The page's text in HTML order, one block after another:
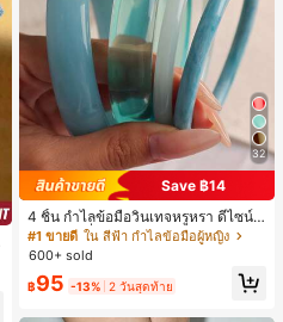
32
Save ฿14
4 ชิ้น กำไลข้อมือวินเทจหรูหรา ดีไซน์มิ
นิมอลแฟชั่น เหมาะสำหรับใส่ในชีวิตปร
ะจำวัน อะคริลิก เหมาะสำหรับใส่ในชีวิ
รับผู้หญิง
#1 ขายดี ใน สีฟ้า กำไลข้อมือผู้หญิง
600+ sold
฿95 -13% 2 วันสุดท้าย